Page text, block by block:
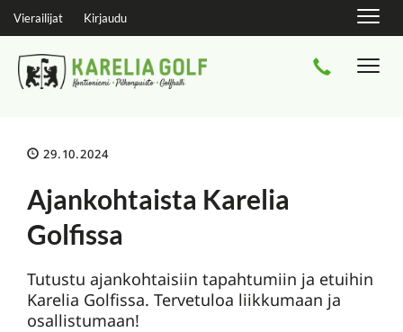
Vierailijat Kirjaudu
29.10.2024
Ajankohtaista Karelia
Golfissa
Tutustu ajankohtaisiin tapahtumiin ja etuihin
Karelia Golfissa. Tervetuloa liikkumaan ja
osallistumaan!